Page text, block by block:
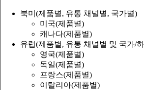
북미(제품별, 유통 채널별, 국가별)
미국(제품별)
캐나다(제품별)
유럽(제품별, 유통 채널별 및 국가/
영국(제품별)
독일(제품별)
프랑스(제품별)
이탈리아(제품별)